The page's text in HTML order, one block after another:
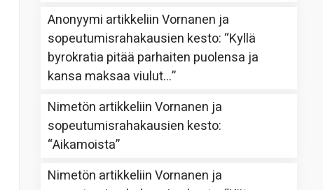
Anonyymi artikkeliinVornanen ja
sopeutumisrahakausien kesto: “Kyllä
byrokratia pitää parhaiten puolensa ja
kansa maksaa viulut…”
Nimetön artikkeliinVornanen ja
sopeutumisrahakausien kesto:
“Aikamoista”
Nimetön artikkeliinVornanen ja